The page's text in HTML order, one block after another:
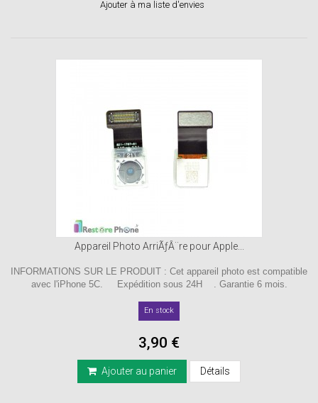
Ajouter à ma liste d'envies
Appareil Photo ArriÃƒÂ¨re pour Apple...
INFORMATIONS SUR LE PRODUIT : Cet appareil photo est compatible
avec l'iPhone 5C. Expédition sous 24H . Garantie 6 mois.
En stock
3,90 €
Ajouter au panier Détails